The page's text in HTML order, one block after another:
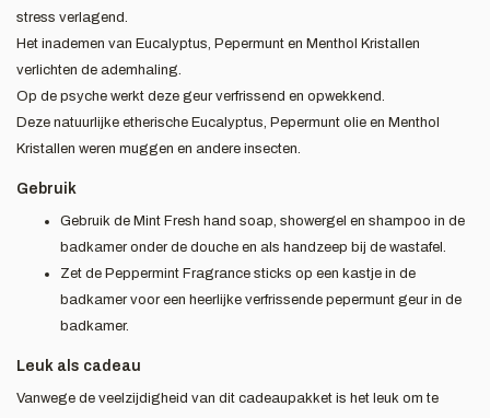
stress verlagend.
Het inademen van Eucalyptus, Pepermunt en Menthol Kristallen
verlichten de ademhaling.
Op de psyche werkt deze geur verfrissend en opwekkend.
Deze natuurlijke etherische Eucalyptus, Pepermunt olie en Menthol
Kristallen weren muggen en andere insecten.
Gebruik
Gebruik de Mint Fresh hand soap, showergel en shampoo in de
badkamer onder de douche en als handzeep bij de wastafel.
Zet de Peppermint Fragrance sticks op een kastje in de
badkamer voor een heerlijke verfrissende pepermunt geur in de
badkamer.
Leuk als cadeau
Vanwege de veelzijdigheid van dit cadeaupakket is het leuk om te